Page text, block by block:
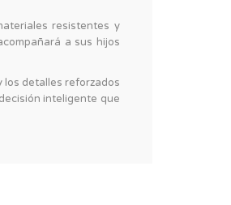
resistentes y
a sus hijos
los detalles reforzados
inteligente que